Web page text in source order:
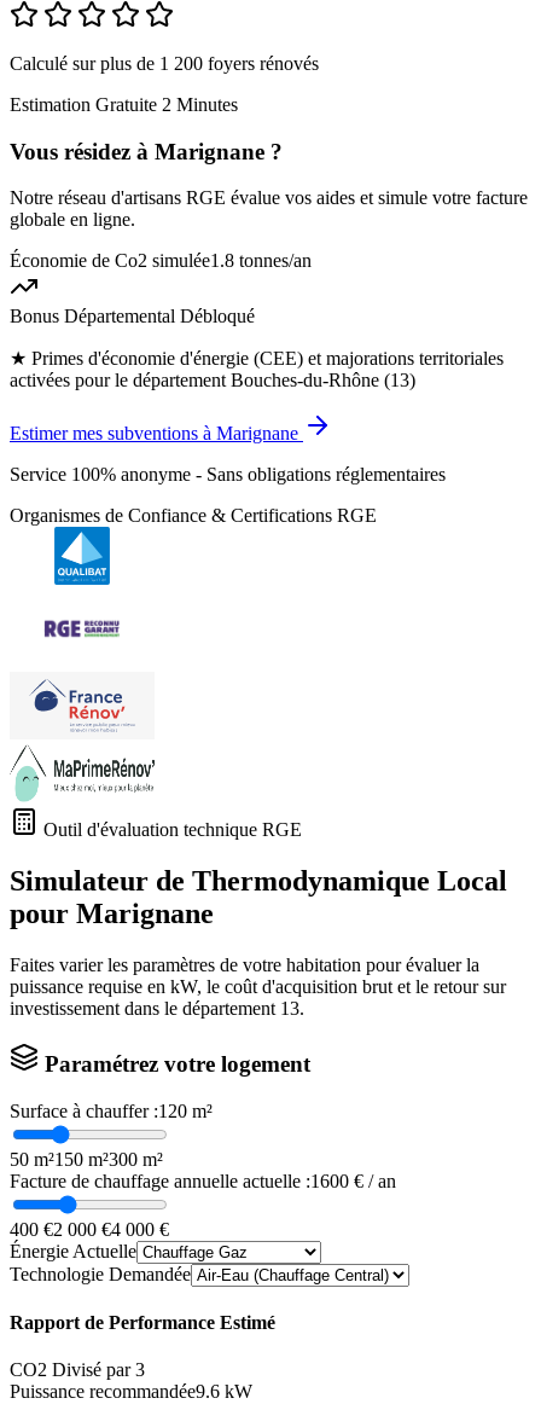
Calculé sur plus de 1 200 foyers rénovés
Estimation Gratuite 2 Minutes
Vous résidez à Marignane ?
Notre réseau d'artisans RGE évalue vos aides et simule votre facture
globale en ligne.
Économie de Co2 simulée1.8 tonnes/an
Bonus Départemental Débloqué
★ Primes d'économie d'énergie (CEE) et majorations territoriales
activées pour le département Bouches-du-Rhône (13)
Estimer mes subventions à Marignane
Service 100% anonyme - Sans obligations réglementaires
Organismes de Confiance & Certifications RGE
Outil d'évaluation technique RGE
Simulateur de Thermodynamique Local
pour Marignane
Faites varier les paramètres de votre habitation pour évaluer la
puissance requise en kW, le coût d'acquisition brut et le retour sur
investissement dans le département 13.
Paramétrez votre logement
Surface à chauffer :120 m²
50 m²150 m²300 m²
Facture de chauffage annuelle actuelle :1600 € / an
400 €2 000 €4 000 €
Énergie Actuelle
Technologie Demandée
Rapport de Performance Estimé
CO2 Divisé par 3
Puissance recommandée9.6 kW